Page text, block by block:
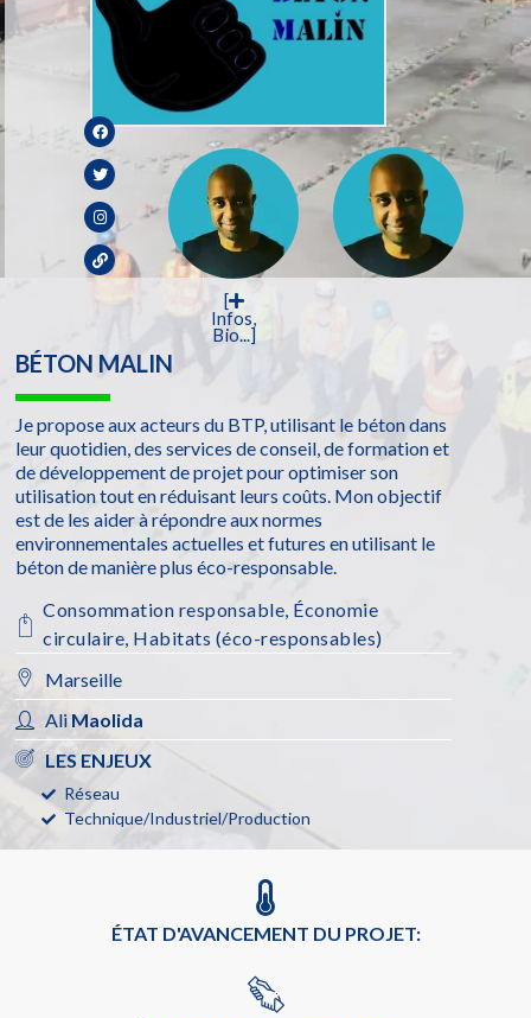
[
Infos,
Bio...]
BÉTON MALIN
Je propose aux acteurs du BTP, utilisant le béton dans
leur quotidien, des services de conseil, de formation et
de développement de projet pour optimiser son
utilisation tout en réduisant leurs coûts. Mon objectif
est de les aider à répondre aux normes
environnementales actuelles et futures en utilisant le
béton de manière plus éco-responsable.
Consommation responsable, Économie
circulaire, Habitats (éco-responsables)
Marseille
Ali Maolida
LES ENJEUX
Réseau
Technique/Industriel/Production
ÉTAT D'AVANCEMENT DU PROJET: